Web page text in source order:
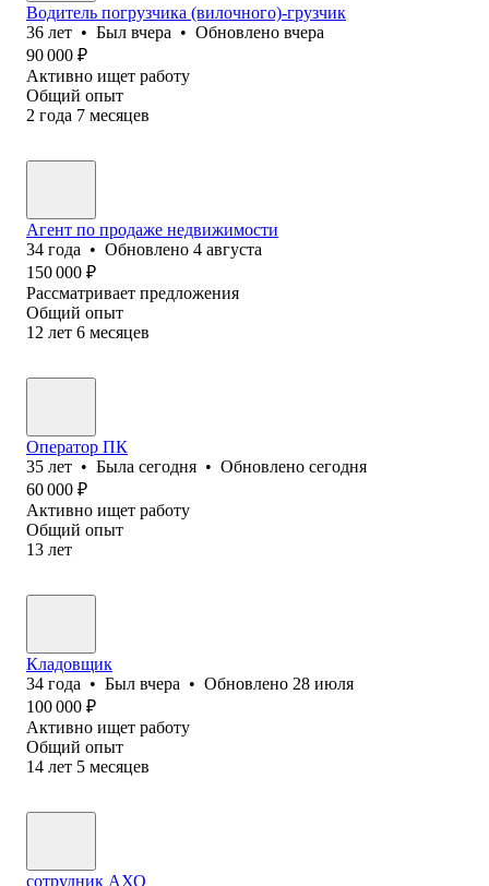
Водитель погрузчика (вилочного)-грузчик
36 лет • Был вчера • Обновлено вчера
90 000 ₽
Активно ищет работу
Общий опыт
2 года 7 месяцев
Агент по продаже недвижимости
34 года • Обновлено 4 августа
150 000 ₽
Рассматривает предложения
Общий опыт
12 лет 6 месяцев
Оператор ПК
35 лет • Была сегодня • Обновлено сегодня
60 000 ₽
Активно ищет работу
Общий опыт
13 лет
Кладовщик
34 года • Был вчера • Обновлено 28 июля
100 000 ₽
Активно ищет работу
Общий опыт
14 лет 5 месяцев
сотрудник АХО